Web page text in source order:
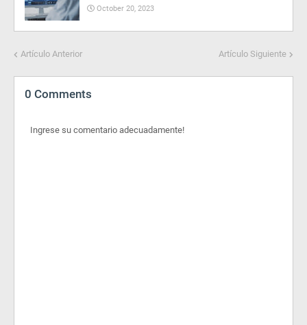
October 20, 2023
Artículo Anterior Artículo Siguiente
0 Comments
Ingrese su comentario adecuadamente!